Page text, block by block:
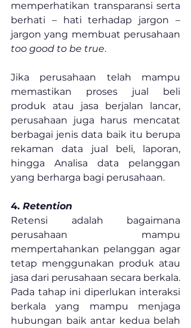
memperhatikan transparansi serta
berhati – hati terhadap jargon –
too good to be true.
Jika perusahaan telah mampu
memastikan proses jual beli
produk atau jasa berjalan lancar,
perusahaan juga harus mencatat
berbagai jenis data baik itu berupa
rekaman data jual beli, laporan,
hingga Analisa data pelanggan
yang berharga bagi perusahaan.
4. Retention
Retensi adalah bagaimana
perusahaan mampu
mempertahankan pelanggan agar
tetap menggunakan produk atau
jasa dari perusahaan secara berkala.
Pada tahap ini diperlukan interaksi
berkala yang mampu menjaga
hubungan baik antar kedua belah